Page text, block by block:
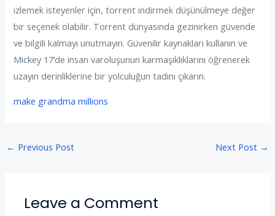
izlemek isteyenler için, torrent indirmek düşünülmeye değer
bir seçenek olabilir. Torrent dünyasında gezinirken güvende
ve bilgili kalmayı unutmayın. Güvenilir kaynakları kullanın ve
Mickey 17’de insan varoluşunun karmaşıklıklarını öğrenerek
uzayın derinliklerine bir yolculuğun tadını çıkarın.
make grandma millions
← Previous Post Next Post →
Leave a Comment